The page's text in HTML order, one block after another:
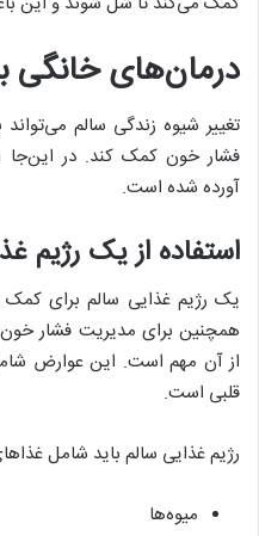
درمان‌های خانگی
تغییر شیوه زندگی سالم
فشار خون کمک کند. در این‌جا
آورده شده است.
استفاده از یک رژیم
یک رژیم غذایی سالم برای
همچنین برای مدیریت فشار
از آن مهم است. این عوارض
قلبی است.
رژیم غذایی سالم باید شامل
میوه‌ها